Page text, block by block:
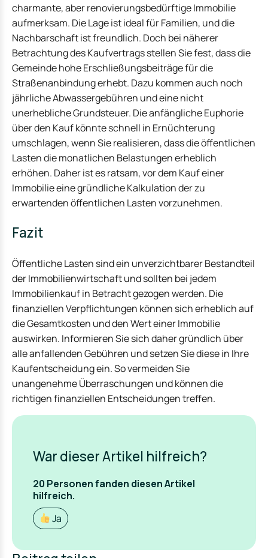
charmante, aber renovierungsbedürftige Immobilie
aufmerksam. Die Lage ist ideal für Familien, und die
Nachbarschaft ist freundlich. Doch bei näherer
Betrachtung des Kaufvertrags stellen Sie fest, dass die
Gemeinde hohe Erschließungsbeiträge für die
Straßenanbindung erhebt. Dazu kommen auch noch
jährliche Abwassergebühren und eine nicht
unerhebliche Grundsteuer. Die anfängliche Euphorie
über den Kauf könnte schnell in Ernüchterung
umschlagen, wenn Sie realisieren, dass die öffentlichen
Lasten die monatlichen Belastungen erheblich
erhöhen. Daher ist es ratsam, vor dem Kauf einer
Immobilie eine gründliche Kalkulation der zu
erwartenden öffentlichen Lasten vorzunehmen.
Fazit
Öffentliche Lasten sind ein unverzichtbarer Bestandteil
der Immobilienwirtschaft und sollten bei jedem
Immobilienkauf in Betracht gezogen werden. Die
finanziellen Verpflichtungen können sich erheblich auf
die Gesamtkosten und den Wert einer Immobilie
auswirken. Informieren Sie sich daher gründlich über
alle anfallenden Gebühren und setzen Sie diese in Ihre
Kaufentscheidung ein. So vermeiden Sie
unangenehme Überraschungen und können die
richtigen finanziellen Entscheidungen treffen.
War dieser Artikel hilfreich?
20 Personen fanden diesen Artikel
hilfreich.
Ja